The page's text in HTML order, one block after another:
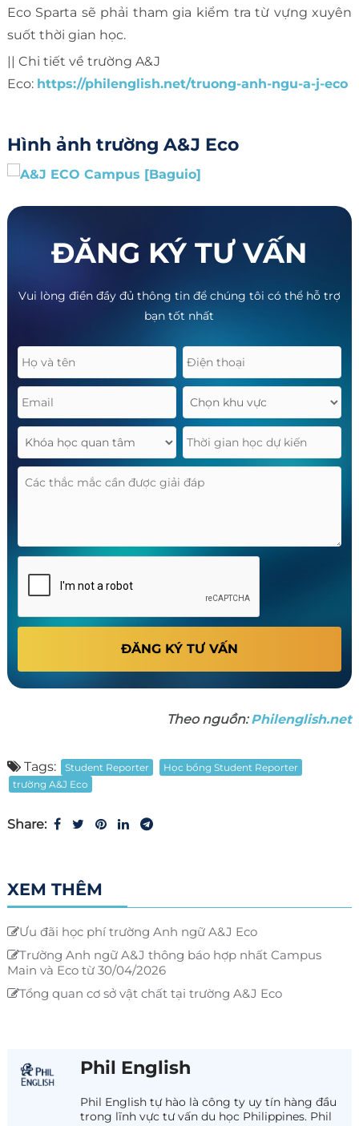
Eco Sparta sẽ phải tham gia kiểm tra từ vựng xuyên
suốt thời gian học.
|| Chi tiết về trường A&J
Eco: https://philenglish.net/truong-anh-ngu-a-j-eco
Hình ảnh trường A&J Eco
ĐĂNG KÝ TƯ VẤN
Vui lòng điền đầy đủ thông tin để chúng tôi có thể hỗ trợ
bạn tốt nhất
ĐĂNG KÝ TƯ VẤN
Theo nguồn:Philenglish.net
Tags: Student Reporter
Học bổng Student Reporter
trường A&J Eco
Share:
XEM THÊM
Ưu đãi học phí trường Anh ngữ A&J Eco
Trường Anh ngữ A&J thông báo hợp nhất Campus
Main và Eco từ 30/04/2026
Tổng quan cơ sở vật chất tại trường A&J Eco
Phil English
Phil English tự hào là công ty uy tín hàng đầu
trong lĩnh vực tư vấn du học Philippines. Phil